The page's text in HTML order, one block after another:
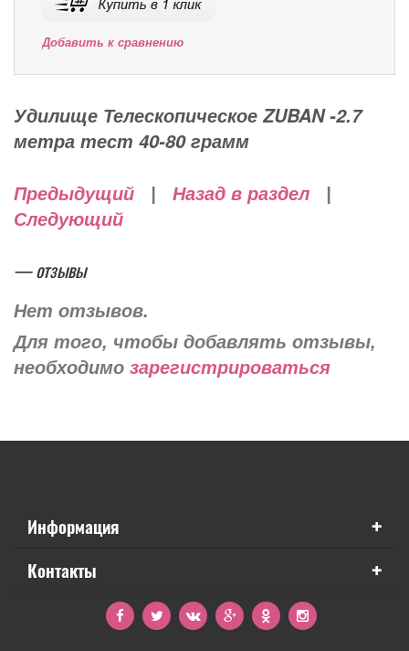
Добавить к сравнению
Удилище Телескопическое ZUBAN -2.7
метра тест 40-80 грамм
Предыдущий Назад в раздел
Следующий
— отзывы
Нет отзывов.
Для того, чтобы добавлять отзывы,
необходимо зарегистрироваться
Информация +
Контакты +